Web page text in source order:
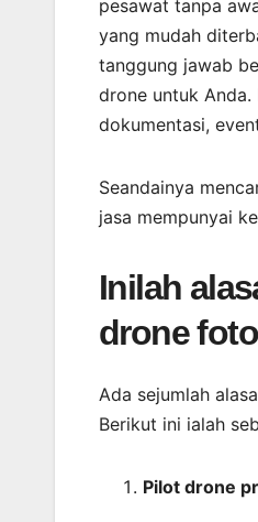
pesawat tanpa
yang mudah
tanggung jawab
drone untuk
dokumentasi,
Seandainya
jasa mempunyai
Inilah
drone
Ada sejumlah
Berikut ini ialah
Pilot drone